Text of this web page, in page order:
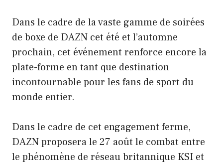
Dans le cadre de la vaste gamme de soirées
de boxe de DAZN cet été et l’automne
prochain, cet événement renforce encore la
plate-forme en tant que destination
incontournable pour les fans de sport du
monde entier.
Dans le cadre de cet engagement ferme,
DAZN proposera le 27 août le combat entre
le phénomène de réseau britannique KSI et